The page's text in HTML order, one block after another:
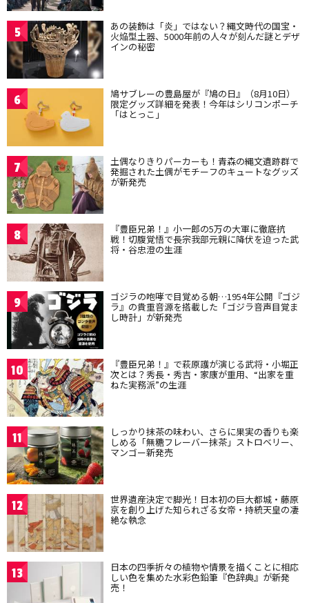
5 あの装飾は「炎」ではない？縄文時代の国宝・
火焔型土器、5000年前の人々が刻んだ謎とデザ
インの秘密
6 鳩サブレーの豊島屋が『鳩の日』（8月10日）
限定グッズ詳細を発表！今年はシリコンポーチ
「はとっこ」
7 土偶なりきりパーカーも！青森の縄文遺跡群で
発掘された土偶がモチーフのキュートなグッズ
が新発売
8 『豊臣兄弟！』小一郎の5万の大軍に徹底抗
戦！切腹覚悟で長宗我部元親に降伏を迫った武
将・谷忠澄の生涯
9 ゴジラの咆哮で目覚める朝…1954年公開『ゴジ
ラ』の貴重音源を搭載した「ゴジラ音声目覚ま
し時計」が新発売
10 『豊臣兄弟！』で萩原護が演じる武将・小堀正
次とは？秀長・秀吉・家康が重用、“出家を重
ねた実務派”の生涯
11 しっかり抹茶の味わい、さらに果実の香りも楽
しめる「無糖フレーバー抹茶」ストロベリー、
マンゴー新発売
12 世界遺産決定で脚光！日本初の巨大都城・藤原
京を創り上げた知られざる女帝・持統天皇の凄
絶な執念
13 日本の四季折々の植物や情景を描くことに相応
しい色を集めた水彩色鉛筆『色辞典』が新発
売！